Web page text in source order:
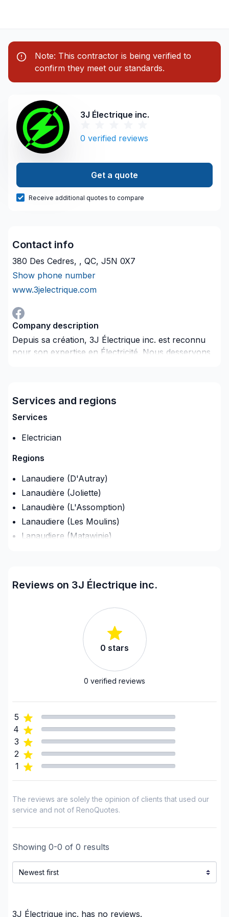
Note: This contractor is being verified to
confirm they meet our standards.
3J Électrique inc.
0 verified reviews
Get a quote
Receive additional quotes to compare
Contact info
380 Des Cedres, , QC, J5N 0X7
Show phone number
www.3jelectrique.com
Company description
Depuis sa création, 3J Électrique inc. est reconnu
pour son expertise en Électricité. Nous desservons
relations de confiance avec nos clients. Demandez
votre soumission personnalisée et démarrez votre
simple : offrir un service d'exception, centré sur vos
Services and regions
Services
Electrician
Regions
Lanaudiere (D'Autray)
Lanaudière (Joliette)
Lanaudière (L'Assomption)
Lanaudiere (Les Moulins)
Lanaudiere (Matawinie)
Laurentides (Argenteuil)
Laurentides (Deux-Montagnes)
Laurentides (La Riviere-du-Nord)
Laurentides (Les Laurentides)
Laurentides (Les Pays-d'en-Haut)
Laurentides (Mirabel)
Laurentides (Therese-De Blainville)
St-Sauveur, Mont Tremblant, Ste-Adele and
surrounding area
Reviews on 3J Électrique inc.
0 stars
0 verified reviews
5
4
3
2
1
The reviews are solely the opinion of clients that used our
service and not of RenoQuotes.
Showing 0-0 of 0 results
3J Électrique inc. has no reviews.